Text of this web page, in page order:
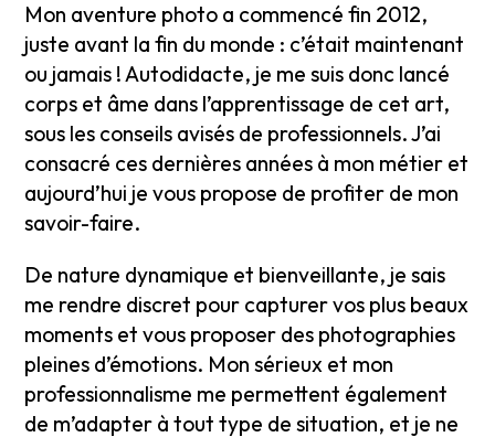
Mon aventure photo a commencé fin 2012,
juste avant la fin du monde : c’était maintenant
ou jamais ! Autodidacte, je me suis donc lancé
corps et âme dans l’apprentissage de cet art,
sous les conseils avisés de professionnels. J’ai
consacré ces dernières années à mon métier et
aujourd’hui je vous propose de profiter de mon
savoir-faire.
De nature dynamique et bienveillante, je sais
me rendre discret pour capturer vos plus beaux
moments et vous proposer des photographies
pleines d’émotions. Mon sérieux et mon
professionnalisme me permettent également
de m’adapter à tout type de situation, et je ne